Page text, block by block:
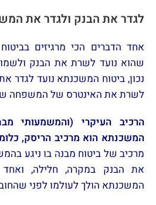
לגדר את הבנק ולגדר את
אחד הדברים הכי מרגיזים
שהוא נועד לשרת את הבנק
נכון, ביטוח המשכנתא נועד לגדר
לשרת את האינטרס של המשפחה
הרכיב העיקרי (והמשמעותי
המשכנתא הוא מרכיב הריסק,
מרכיב של ביטוח מבנה בו ניגע
את הבנק במקרה, חלילה,
המשכנתא הולך לעולמו לפני